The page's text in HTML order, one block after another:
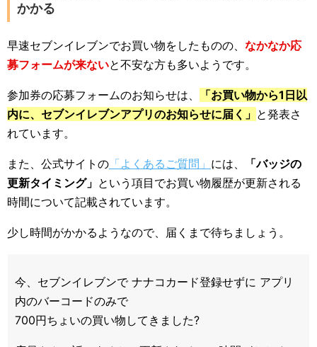
かかる
早速セブンイレブンでお買い物をしたものの、 なかなか応
募フォームが来ないと不安な方も多いようです。
参加券の応募フォームのお知らせは、
「お買い物から1日以
内に、セブンイレブンアプリのお知らせに届く」 と発表さ
れています。
また、公式サイトの 「よくあるご質問」 には、
「バッジの
更新タイミング」 という項目でお買い物履歴が更新される
時間について記載されています。
少し時間がかかるようなので、届くまで待ちましょう。
今、セブンイレブンで ナナコカード登録せずに アプリ
内のバーコードのみで
700円ちょいの買い物してきました?